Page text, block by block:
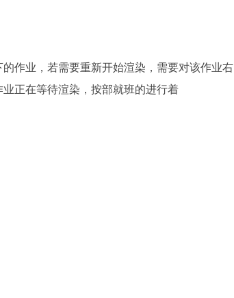
作业，若需要重新开始渲染，需要对该作业右
正在等待渲染，按部就班的进行着